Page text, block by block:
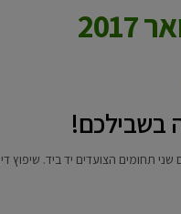
בשבילכם!
שני תחומים הצועדים יד ביד.